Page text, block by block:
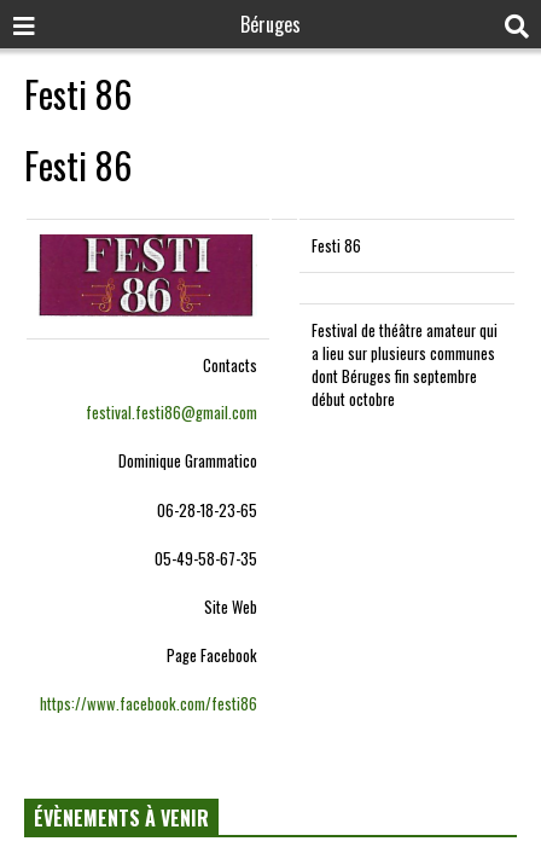
Béruges
Festi 86
Festi 86
Festi 86
Festival de théâtre amateur qui
a lieu sur plusieurs communes
dont Béruges fin septembre
début octobre
Contacts
festival.festi86@gmail.com
Dominique Grammatico
06-28-18-23-65
05-49-58-67-35
Site Web
Page Facebook
https://www.facebook.com/festi86
ÉVÈNEMENTS À VENIR